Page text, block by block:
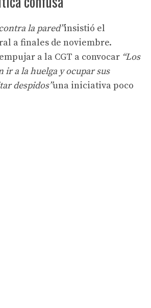
la pared”insistió el
a finales de noviembre.
a la CGT a convocar “Los
ir a la huelga y ocupar sus
despidos”una iniciativa poco